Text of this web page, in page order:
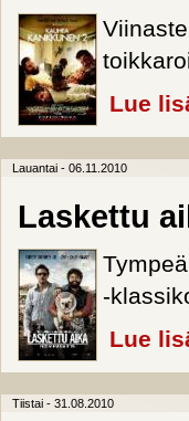
Lue
Lauantai - 06.11.2010
Laskettu
-
Lue
Tiistai - 31.08.2010